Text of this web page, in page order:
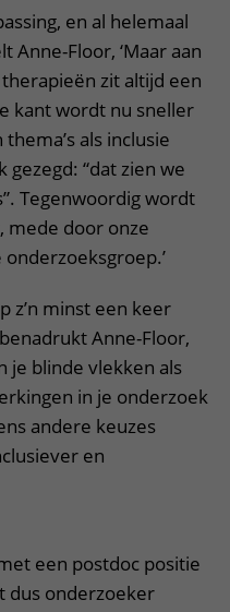
en al helemaal
Anne-Floor, ‘Maar aan
zit altijd een
kant wordt nu sneller
als inclusie
“dat zien we
Tegenwoordig wordt
mede door onze
z’n minst een keer
Anne-Floor,
je blinde vlekken als
in je onderzoek
andere keuzes
en
een postdoc positie
dus onderzoeker